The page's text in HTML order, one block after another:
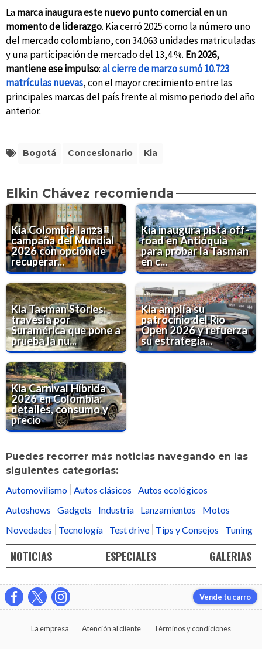
Lamarca inaugura este nuevo punto comercial en un
momento de liderazgo. Kia cerró 2025 como la número uno
del mercado colombiano, con 34.063 unidades matriculadas
y una participación de mercado del 13,4 %. En 2026,
mantiene ese impulso:al cierre de marzo sumó 10.723
matrículas nuevas, con el mayor crecimiento entre las
principales marcas del país frente al mismo periodo del año
anterior.
Bogotá Concesionario Kia
Elkin Chávez recomienda
Kia Colombia lanza
campaña del Mundial
2026 con opción de
recuperar...
Kia inaugura pista off-
road en Antioquia
para probar la Tasman
en c...
Kia Tasman Stories:
travesía por
Suramérica que pone a
prueba la nu...
Kia amplía su
patrocinio del Rio
Open 2026 y refuerza
su estrategia...
Kia Carnival Híbrida
2026 en Colombia:
detalles, consumo y
precio
Puedes recorrer más noticias navegando en las
siguientes categorías:
Automovilismo Autos clásicos
Autos ecológicos
Autoshows
Gadgets Industria Lanzamientos
Motos
Novedades
Tecnología Test drive Tips y Consejos Tuning
NOTICIAS ESPECIALES GALERIAS
Vende tu carro
La empresa Atención al cliente Términos y condiciones